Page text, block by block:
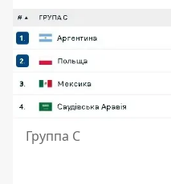
Группа С